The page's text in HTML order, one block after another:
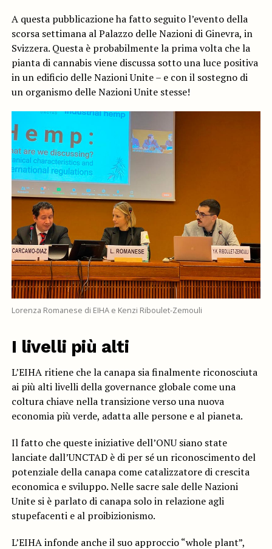
A questa pubblicazione ha fatto seguito l’evento della
scorsa settimana al Palazzo delle Nazioni di Ginevra, in
Svizzera. Questa è probabilmente la prima volta che la
pianta di cannabis viene discussa sotto una luce positiva
in un edificio delle Nazioni Unite – e con il sostegno di
un organismo delle Nazioni Unite stesse!
Lorenza Romanese di EIHA e Kenzi Riboulet-Zemouli
I livelli più alti
L’EIHA ritiene che la canapa sia finalmente riconosciuta
ai più alti livelli della governance globale come una
coltura chiave nella transizione verso una nuova
economia più verde, adatta alle persone e al pianeta.
Il fatto che queste iniziative dell’ONU siano state
lanciate dall’UNCTAD è di per sé un riconoscimento del
potenziale della canapa come catalizzatore di crescita
economica e sviluppo. Nelle sacre sale delle Nazioni
Unite si è parlato di canapa solo in relazione agli
stupefacenti e al proibizionismo.
L’EIHA infonde anche il suo approccio “whole plant”,